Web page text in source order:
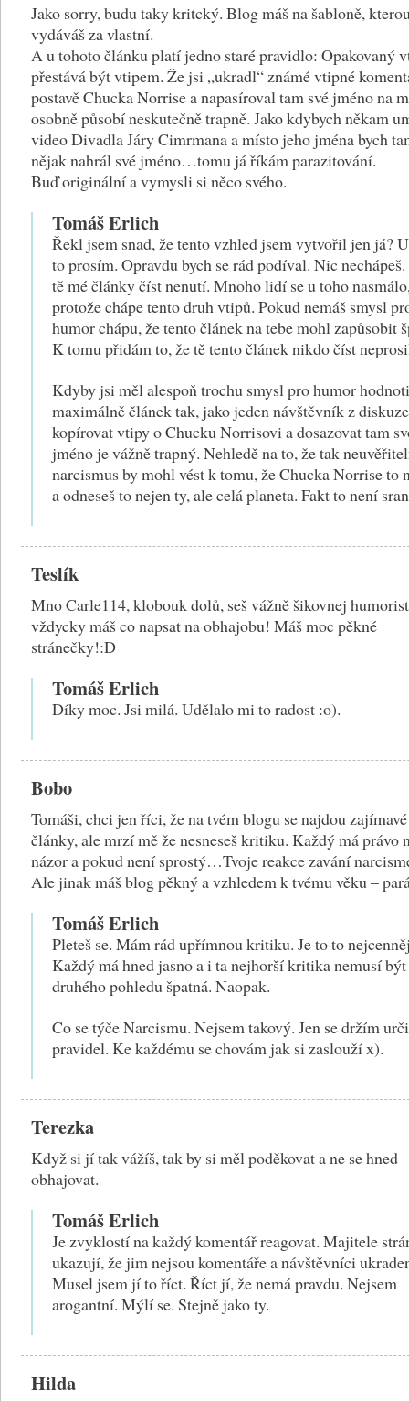
Jako sorry, budu taky kritcký. Blog máš na šabloně,
vydáváš za vlastní.
A u tohoto článku platí jedno staré pravidlo: Opakovaný
přestává být vtipem. Že jsi „ukradl“ známé vtipné
postavě Chucka Norrise a napasíroval tam své jméno na
osobně působí neskutečně trapně. Jako kdybych někam
video Divadla Járy Cimrmana a místo jeho jména bych
nějak nahrál své jméno…tomu já říkám parazitování.
Buď originální a vymysli si něco svého.
Tomáš Erlich
Řekl jsem snad, že tento vzhled jsem vytvořil jen já?
to prosím. Opravdu bych se rád podíval. Nic
tě mé články číst nenutí. Mnoho lidí se u toho
protože chápe tento druh vtipů. Pokud nemáš smysl
humor chápu, že tento článek na tebe mohl zapůsobit
K tomu přidám to, že tě tento článek nikdo číst
Kdyby jsi měl alespoň trochu smysl pro humor
maximálně článek tak, jako jeden návštěvník z
kopírovat vtipy o Chucku Norrisovi a dosazovat tam
jméno je vážně trapný. Nehledě na to, že tak
narcismus by mohl vést k tomu, že Chucka Norrise to
a odneseš to nejen ty, ale celá planeta. Fakt to není
Teslík
Mno Carle114, klobouk dolů, seš vážně šikovnej
vždycky máš co napsat na obhajobu! Máš moc pěkné
stránečky!:D
Tomáš Erlich
Díky moc. Jsi milá. Udělalo mi to radost :o).
Bobo
Tomáši, chci jen říci, že na tvém blogu se najdou zajímavé
články, ale mrzí mě že nesneseš kritiku. Každý má právo
názor a pokud není sprostý…Tvoje reakce zavání
Ale jinak máš blog pěkný a vzhledem k tvému věku –
Tomáš Erlich
Pleteš se. Mám rád upřímnou kritiku. Je to to
Každý má hned jasno a i ta nejhorší kritika nemusí
druhého pohledu špatná. Naopak.
Co se týče Narcismu. Nejsem takový. Jen se držím
pravidel. Ke každému se chovám jak si zaslouží x).
Terezka
Když si jí tak vážíš, tak by si měl poděkovat a ne se hned
obhajovat.
Tomáš Erlich
Je zvyklostí na každý komentář reagovat. Majitele
ukazují, že jim nejsou komentáře a návštěvníci
Musel jsem jí to říct. Říct jí, že nemá pravdu. Nejsem
arogantní. Mýlí se. Stejně jako ty.
Hilda